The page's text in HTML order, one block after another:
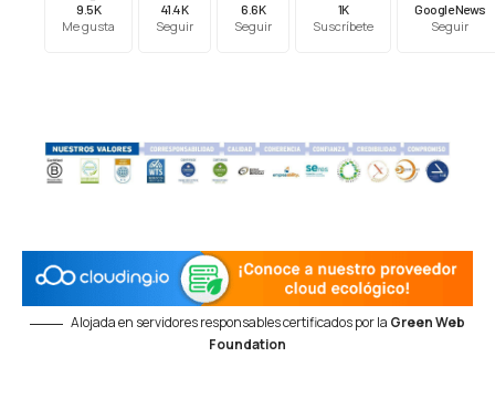
9.5K
Me gusta
41.4K
Seguir
6.6K
Seguir
1K
Suscríbete
Google News
Seguir
Alojada en servidores responsables certificados por la Green Web
Foundation